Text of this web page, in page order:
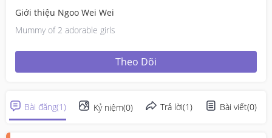
Giới thiệu Ngoo Wei Wei
Mummy of 2 adorable girls
Theo Dõi
Bài đăng(1) Kỷ niệm(0) Trả lời(1) Bài viết(0)